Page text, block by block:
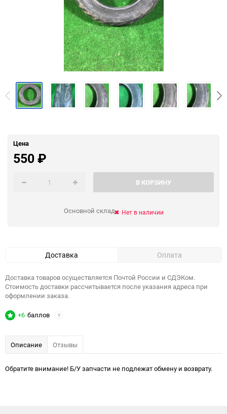
Цена
550₽
В КОРЗИНУ
Основной склад Нет в наличии
Доставка Оплата
Доставка товаров осуществляется Почтой России и СДЭКом.
Стоимость доставки рассчитывается после указания адреса при
оформлении заказа.
+6 баллов ?
Описание Отзывы
Обратите внимание! Б/У запчасти не подлежат обмену и возврату.